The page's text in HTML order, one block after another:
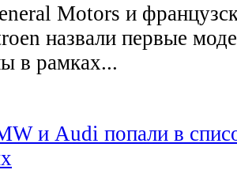
Motors и
назвали первые
в рамках...
и Audi попали в